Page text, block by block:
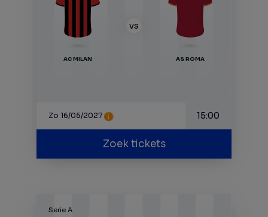
AC MILAN AS ROMA
VS
Zo 16/05/2027 15:00
Zoek tickets
Serie A